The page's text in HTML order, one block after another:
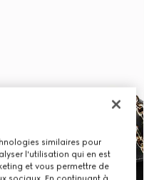
similaires pour
l'utilisation qui en est
et vous permettre de